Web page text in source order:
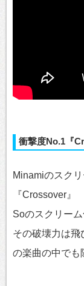
衝撃度No.1『
Minamiのスク
『Crossover』
Soのスクリー
その破壊力は飛
の楽曲の中でも